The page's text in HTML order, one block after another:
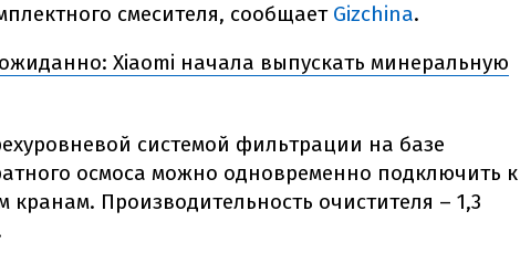
смесителя, сообщает Gizchina.
Xiaomi начала выпускать минеральную
системой фильтрации на базе
осмоса можно одновременно подключить к
кранам. Производительность очистителя – 1,3